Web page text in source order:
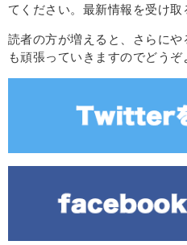
てください。最新情報を受け取
読者の方が増えると、さらに
も頑張っていきますのでどうぞ